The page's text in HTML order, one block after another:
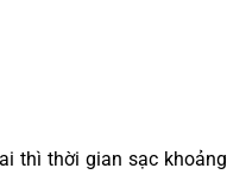
thì thời gian sạc khoảng